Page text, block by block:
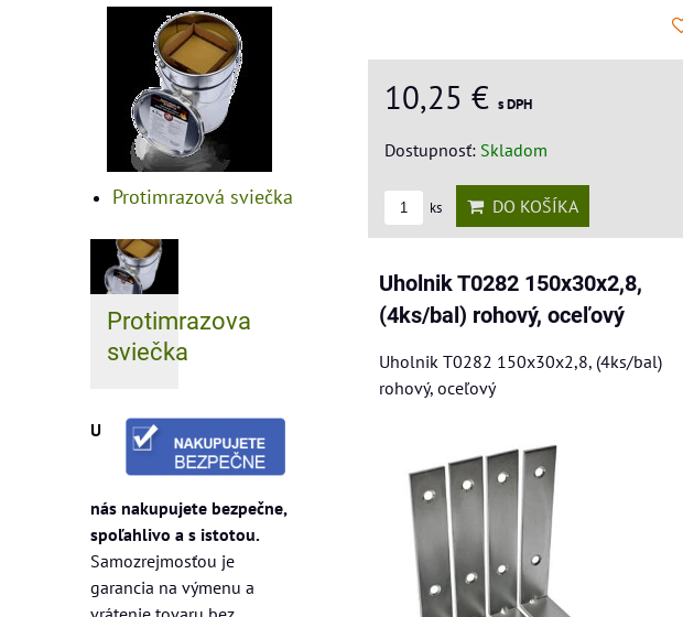
10,25 € s DPH
Dostupnosť: Skladom
ks DO KOŠÍKA
Uholnik T0282 150x30x2,8,
(4ks/bal) rohový, oceľový
Uholnik T0282 150x30x2,8, (4ks/bal)
rohový, oceľový
Protimrazová sviečka
Protimrazova
sviečka
U
nás nakupujete bezpečne,
spoľahlivo a s istotou.
Samozrejmosťou je
garancia na výmenu a